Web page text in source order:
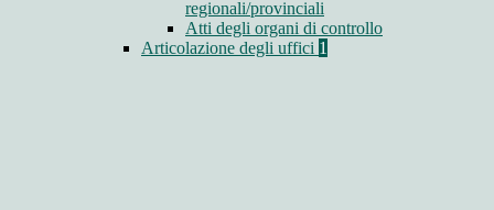
regionali/provinciali
Atti degli organi di controllo
Articolazione degli uffici 1